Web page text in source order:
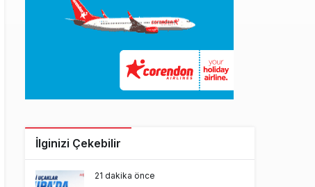
İlginizi Çekebilir
21 dakika önce